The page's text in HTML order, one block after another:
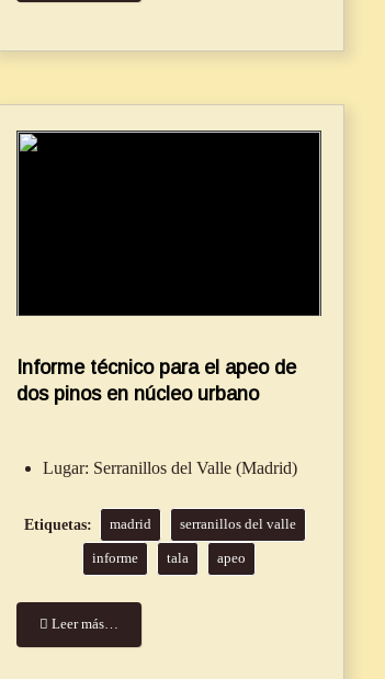
Informe técnico para el apeo de
dos pinos en núcleo urbano
Lugar: Serranillos del Valle (Madrid)
madrid serranillos del valle
informe tala apeo
Leer más…